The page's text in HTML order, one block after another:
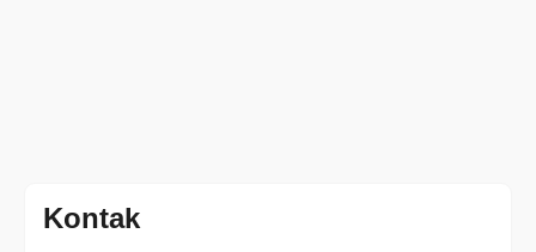
Kontak